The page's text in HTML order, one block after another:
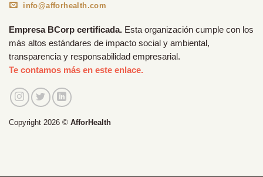
info@afforhealth.com
Empresa BCorp certificada. Esta organización cumple con los
más altos estándares de impacto social y ambiental,
transparencia y responsabilidad empresarial.
Te contamos más en este enlace.
Copyright 2026 © AfforHealth